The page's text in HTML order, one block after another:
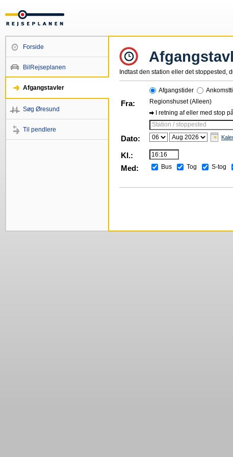
Forside
BilRejseplanen
Afgangstavler
Søg Øresund
Til pendlere
Indtast den station eller det stoppested,
Afgangstider
Fra:
Regionshuset (Alleen)
I retning af eller med stop
Station / stoppested
Dato:
Kl.:
Med:
Bus Tog S-tog